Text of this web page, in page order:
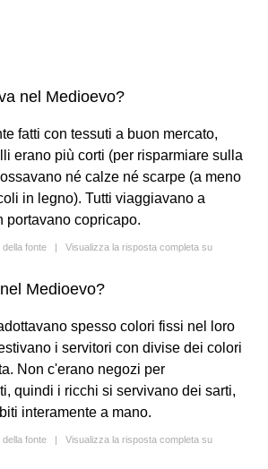
nel Medioevo?
fatti con tessuti a buon mercato,
erano più corti (per risparmiare sulla
né calze né scarpe (a meno
in legno). Tutti viaggiavano a
portavano copricapo.
fonte | Visualizza la risposta completa su
Medioevo?
spesso colori fissi nel loro
i servitori con divise dei colori
Non c'erano negozi per
quindi i ricchi si servivano dei sarti,
interamente a mano.
fonte | Visualizza la risposta completa su